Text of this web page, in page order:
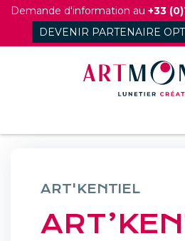
Skip
content
Demande d'information au +33
DEVENIR PARTENAIRE
ART'KENTIEL